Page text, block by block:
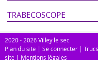
TRABECOSCOPE
2020 - 2026 Villey le sec
Plan du site | Se connecter |
site | Mentions légales